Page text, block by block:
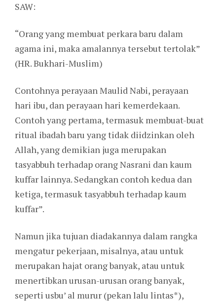
SAW:
“Orang yang membuat perkara baru dalam
agama ini, maka amalannya tersebut tertolak”
(HR. Bukhari-Muslim)
Contohnya perayaan Maulid Nabi, perayaan
hari ibu, dan perayaan hari kemerdekaan.
Contoh yang pertama, termasuk membuat-buat
ritual ibadah baru yang tidak diidzinkan oleh
Allah, yang demikian juga merupakan
tasyabbuh terhadap orang Nasrani dan kaum
kuffar lainnya. Sedangkan contoh kedua dan
ketiga, termasuk tasyabbuh terhadap kaum
kuffar”.
Namun jika tujuan diadakannya dalam rangka
mengatur pekerjaan, misalnya, atau untuk
merupakan hajat orang banyak, atau untuk
menertibkan urusan-urusan orang banyak,
seperti usbu’ al murur (pekan lalu lintas*),